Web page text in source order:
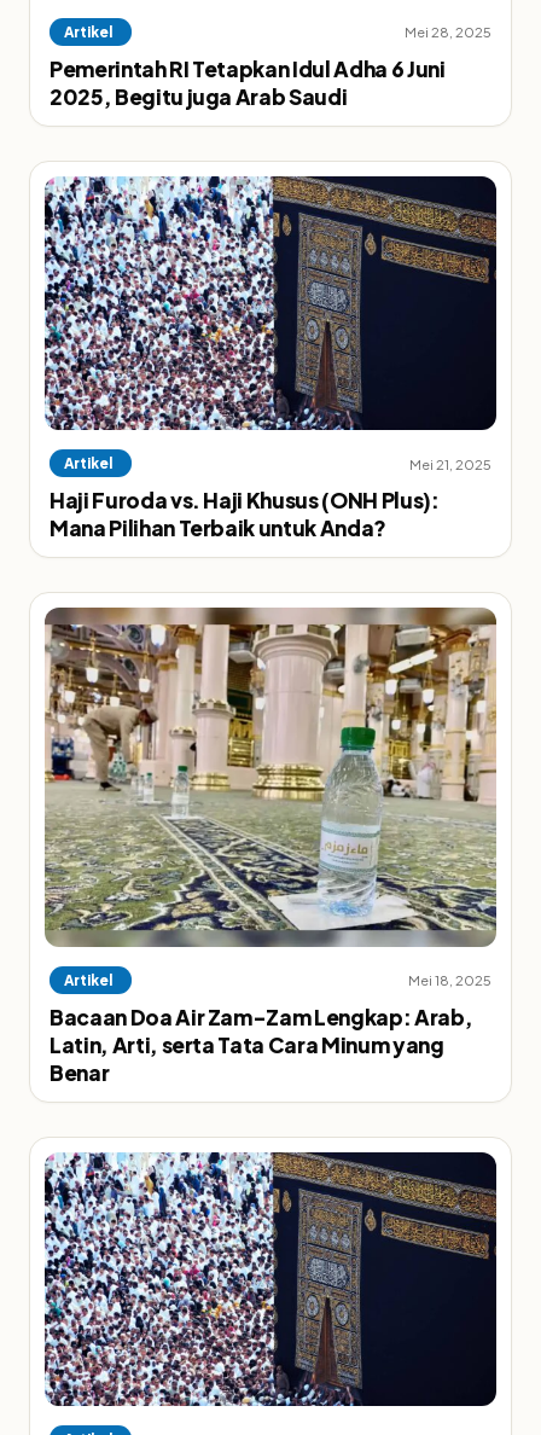
Artikel Mei 28, 2025
Pemerintah RI Tetapkan Idul Adha 6 Juni
2025, Begitu juga Arab Saudi
Artikel Mei 21, 2025
Haji Furoda vs. Haji Khusus (ONH Plus):
Mana Pilihan Terbaik untuk Anda?
Artikel Mei 18, 2025
Bacaan Doa Air Zam-Zam Lengkap: Arab,
Latin, Arti, serta Tata Cara Minum yang
Benar